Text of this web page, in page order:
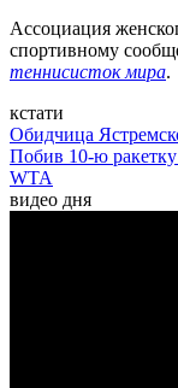
Ассоциация
спортивному
теннисисток мира.
кстати
Обидчица
Побив 10-ю
WTA
видео дня